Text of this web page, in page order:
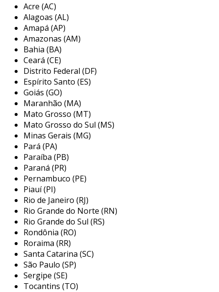
Acre (AC)
Alagoas (AL)
Amapá (AP)
Amazonas (AM)
Bahia (BA)
Ceará (CE)
Distrito Federal (DF)
Espírito Santo (ES)
Goiás (GO)
Maranhão (MA)
Mato Grosso (MT)
Mato Grosso do Sul (MS)
Minas Gerais (MG)
Pará (PA)
Paraíba (PB)
Paraná (PR)
Pernambuco (PE)
Piauí (PI)
Rio de Janeiro (RJ)
Rio Grande do Norte (RN)
Rio Grande do Sul (RS)
Rondônia (RO)
Roraima (RR)
Santa Catarina (SC)
São Paulo (SP)
Sergipe (SE)
Tocantins (TO)